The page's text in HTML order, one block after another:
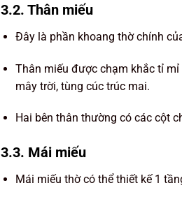
3.2. Thân miếu
Đây là phần khoang thờ chính
Thân miếu được chạm khắc tỉ
mây trời, tùng cúc trúc mai.
Hai bên thân thường có các cột
3.3. Mái miếu
Mái miếu thờ có thể thiết kế 1